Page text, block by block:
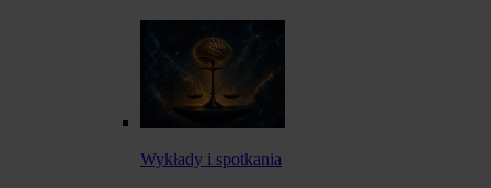
Wykłady i spotkania